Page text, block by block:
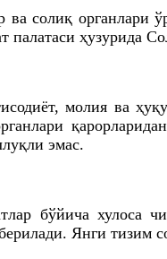
ва солиқ
палатаси ҳузурида
молия ва
эмас.
бўйича хулоса
Янги